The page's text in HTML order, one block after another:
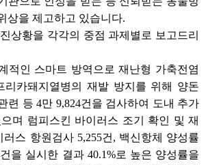
상을 제고하고 있습니다.
상황을 각각의 중점 과제별로 보고드리
적인 스마트 방역으로 재난형 가축전염
리카돼지열병의 재발 방지를 위해 양돈
련 등 4만 9,824건을 검사하여 도내 추가
며 럼피스킨 바이러스 조기 확인 및 재
스 항원검사 5,255건, 백신항체 양성률
을 실시한 결과 40.1%로 높은 양성률을